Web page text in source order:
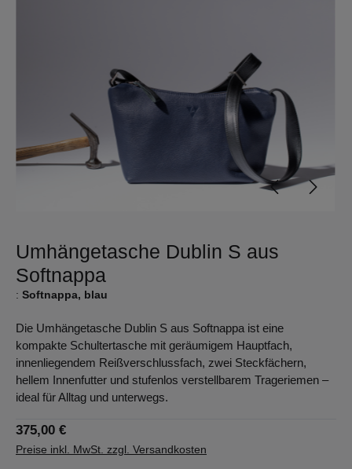
Umhängetasche Dublin S aus
Softnappa
: Softnappa, blau
Die Umhängetasche Dublin S aus Softnappa ist eine
kompakte Schultertasche mit geräumigem Hauptfach,
innenliegendem Reißverschlussfach, zwei Steckfächern,
hellem Innenfutter und stufenlos verstellbarem Trageriemen –
ideal für Alltag und unterwegs.
375,00 €
Preise inkl. MwSt. zzgl. Versandkosten